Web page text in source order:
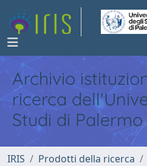
Archivio
ricerca
Studi di Palermo
IRIS Prodotti della ricerca